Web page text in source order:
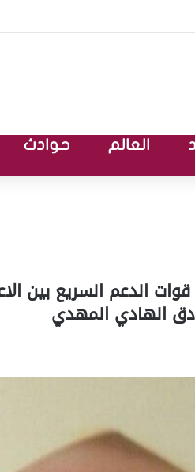
العالم حوادث
الدعم السريع بين
الهادي المهدي